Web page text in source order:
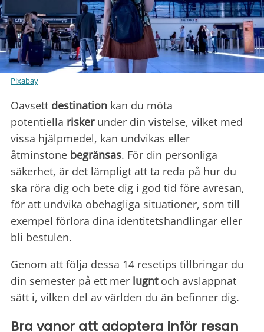
Pixabay
Oavsett destination kan du möta
potentiella riskerunder din vistelse, vilket med
vissa hjälpmedel, kan undvikas eller
åtminstone begränsas. För din personliga
säkerhet, är det lämpligt att ta reda på hur du
ska röra dig och bete dig i god tid före avresan,
för att undvika obehagliga situationer, som till
exempel förlora dina identitetshandlingar eller
bli bestulen.
Genom att följa dessa 14 resetips tillbringar du
din semester på ett mer lugntoch avslappnat
sätt i, vilken del av världen du än befinner dig.
Bra vanor att adoptera inför resan